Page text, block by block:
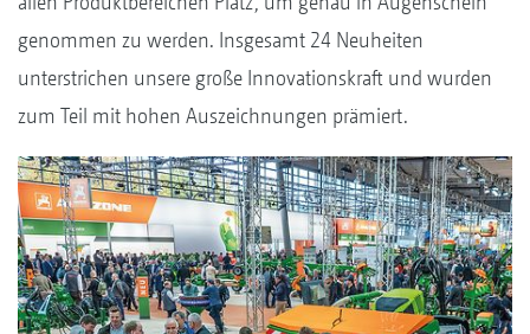
genommen zu werden. Insgesamt 24 Neuheiten
unterstrichen unsere große Innovationskraft und wurden
zum Teil mit hohen Auszeichnungen prämiert.